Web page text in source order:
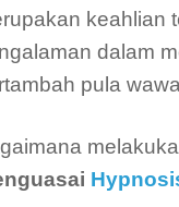
keahlian
dalam
pula